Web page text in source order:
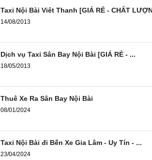
Taxi Nội Bài Viêt Thanh [GIÁ RẺ - CHẤT
14/08/2013
Dịch vụ Taxi Sân Bay Nội Bài [GIÁ RẺ - ...
18/05/2013
Thuê Xe Ra Sân Bay Nội Bài
08/01/2024
Taxi Nội Bài đi Bến Xe Gia Lâm - Uy Tín - ...
23/04/2024